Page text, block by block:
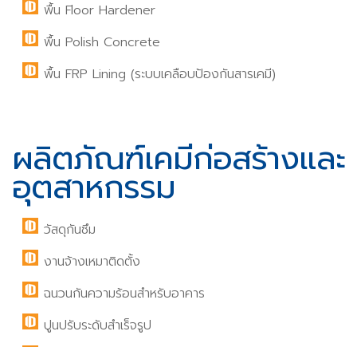
พื้น Floor Hardener
พื้น Polish Concrete
พื้น FRP Lining (ระบบเคลือบป้องกันสารเคมี)
ผลิตภัณฑ์เคมีก่อสร้างและ
อุตสาหกรรม
วัสดุกันซึม
งานจ้างเหมาติดตั้ง
ฉนวนกันความร้อนสำหรับอาคาร
ปูนปรับระดับสำเร็จรูป